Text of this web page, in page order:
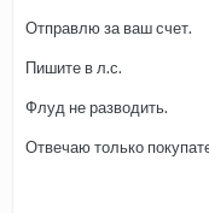
Отправлю за ваш счет.
Пишите в л.с.
Флуд не разводить.
Отвечаю только